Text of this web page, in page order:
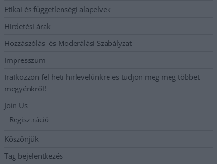
Etikai és függetlenségi alapelvek
Hirdetési árak
Hozzászólási és Moderálási Szabályzat
Impresszum
Iratkozzon fel heti hírlevelünkre és tudjon meg még többet
megyénkről!
Join Us
Regisztráció
Köszönjük
Tag bejelentkezés